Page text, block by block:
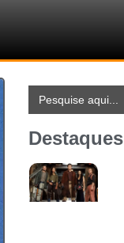
Search
for:
Destaques